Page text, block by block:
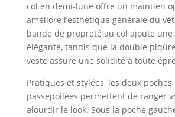
col en demi-lune offre un maintien
améliore l’esthétique générale du
bande de propreté au col ajoute
élégante, tandis que la double
veste assure une solidité à toute
Pratiques et stylées, les deux poches
passepoilées permettent de ranger
alourdir le look. Sous la poche